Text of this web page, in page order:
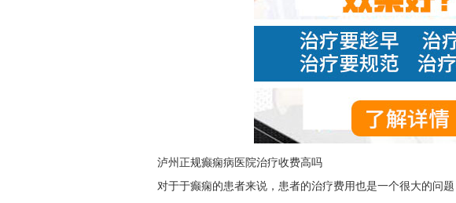
泸州正规癫痫病医院治疗收费高吗
对于于癫痫的患者来说，患者的治疗费用也是一个很大的问